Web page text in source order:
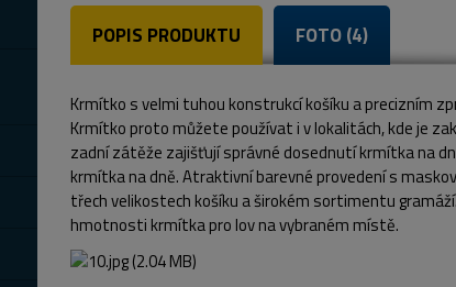
POPIS PRODUKTU FOTO (4)
Krmítko s velmi tuhou konstrukcí košíku a precizním
Krmítko proto můžete používat i v lokalitách, kde je
zadní zátěže zajišťují správné dosednutí krmítka na
krmítka na dně. Atraktivní barevné provedení s
třech velikostech košíku a širokém sortimentu
hmotnosti krmítka pro lov na vybraném místě.